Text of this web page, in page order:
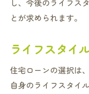
し、今後のライフス
とが求められます。
ライフスタイ
住宅ローンの選択は
自身のライフスタイ